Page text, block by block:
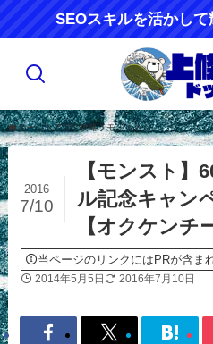
SEOスキルを活かして
ホーム アプリ攻略 モンスト
【モンスト】
ル記念キャン
【オクケンチ
2016
7/10
当ページのリンクにはPRが含ま
2014年5月5日 2016年7月10日